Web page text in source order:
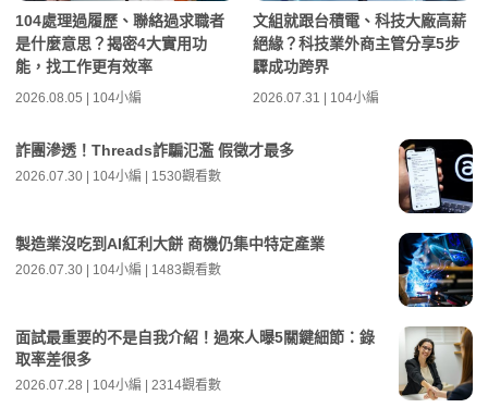
104處理過履歷、聯絡過求職者
是什麼意思？揭密4大實用功
能，找工作更有效率
2026.08.05 | 104小編
文組就跟台積電、科技大廠高薪
絕緣？科技業外商主管分享5步
驟成功跨界
2026.07.31 | 104小編
詐團滲透！Threads詐騙氾濫 假徵才最多
2026.07.30 | 104小編 | 1530觀看數
製造業沒吃到AI紅利大餅 商機仍集中特定產業
2026.07.30 | 104小編 | 1483觀看數
面試最重要的不是自我介紹！過來人曝5關鍵細節：錄
取率差很多
2026.07.28 | 104小編 | 2314觀看數